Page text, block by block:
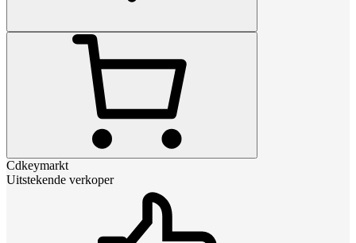
Cdkeymarkt
Uitstekende verkoper